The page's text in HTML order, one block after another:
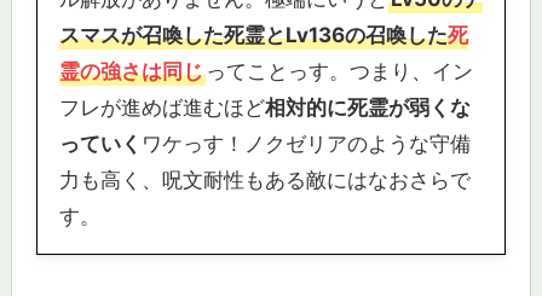
スマスが召喚した死霊とLv136の召喚した死
霊の強さは同じってことっす。つまり、イン
フレが進めば進むほど相対的に死霊が弱くな
っていく ワケっす！ノクゼリアのような守備
力も高く、呪文耐性もある敵にはなおさらで
す。